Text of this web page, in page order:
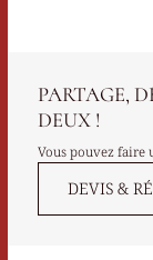
PARTAGE,
DEUX !
Vous pouvez faire
DEVIS &